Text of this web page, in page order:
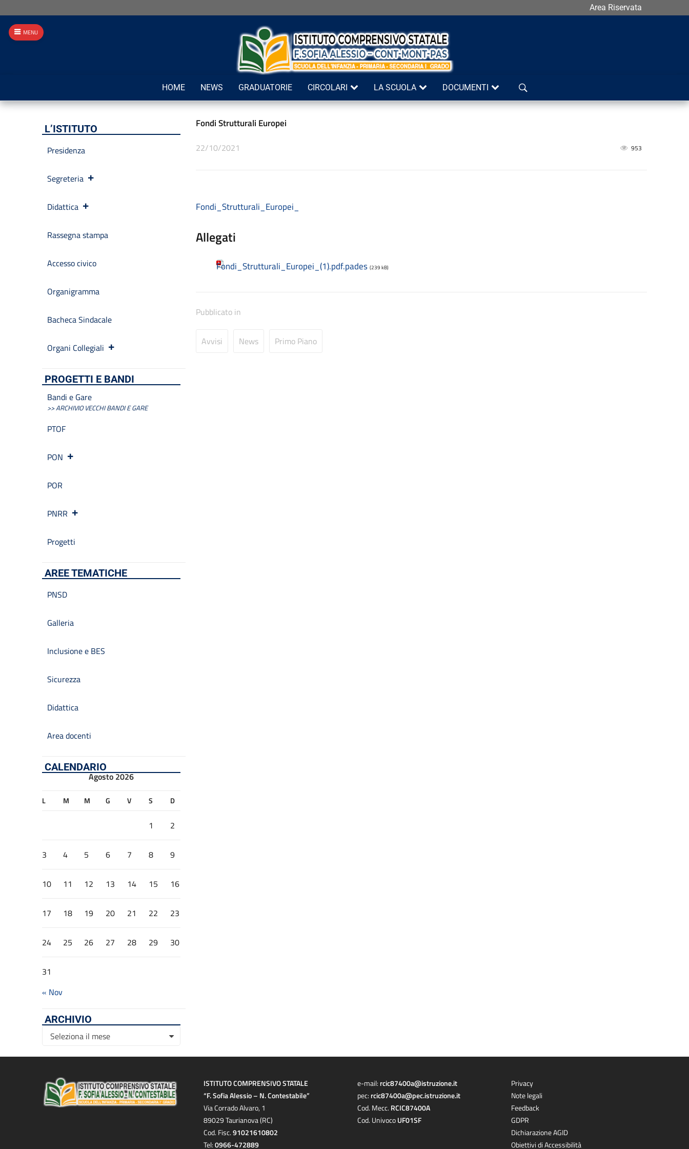
Area Riservata
Cerca
HOME NEWS GRADUATORIE CIRCOLARI LA SCUOLA DOCUMENTI
Fondi Strutturali Europei
22/10/2021 953
Fondi_Strutturali_Europei_
Allegati
Fondi_Strutturali_Europei_(1).pdf.pades (239 kB)
Pubblicato in
Avvisi News Primo Piano
L’ISTITUTO
Presidenza
Segreteria
Didattica
Rassegna stampa
Accesso civico
Organigramma
Bacheca Sindacale
Organi Collegiali
PROGETTI E BANDI
Bandi e Gare
>> ARCHIVIO VECCHI BANDI E GARE
PTOF
PON
POR
PNRR
Progetti
AREE TEMATICHE
PNSD
Galleria
Inclusione e BES
Sicurezza
Didattica
Area docenti
CALENDARIO
Agosto 2026
L M M G V S D
1 2
3 4 5 6 7 8 9
10 11 12 13 14 15 16
17 18 19 20 21 22 23
24 25 26 27 28 29 30
31
« Nov
ARCHIVIO
Archivio
Seleziona il mese
ISTITUTO COMPRENSIVO STATALE
“F. Sofia Alessio – N. Contestabile”
Via Corrado Alvaro, 1
89029 Taurianova (RC)
Cod. Fisc.91021610802
Tel:0966-472889
e-mail: rcic87400a@istruzione.it
pec: rcic87400a@pec.istruzione.it
Cod. Mecc. RCIC87400A
Cod. UnivocoUF01SF
Privacy
Note legali
Feedback
GDPR
Dichiarazione AGID
Obiettivi di Accessibilità
MENU